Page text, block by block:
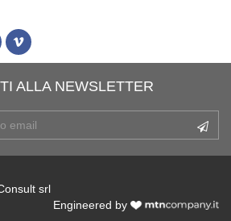
ALLA NEWSLETTER
srl
Engineered by